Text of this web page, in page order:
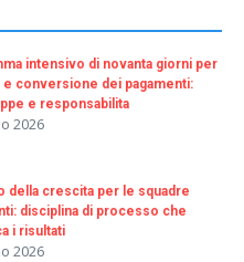
intensivo di novanta giorni per
conversione dei pagamenti:
e responsabilita
2026
della crescita per le squadre
disciplina di processo che
i risultati
2026